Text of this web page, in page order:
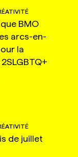
BMO
arcs-en-
la
de juillet